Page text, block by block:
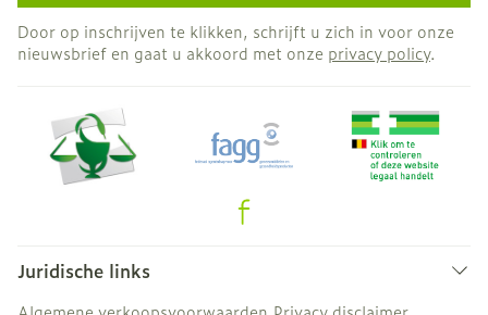
Door op inschrijven te klikken, schrijft u zich in voor onze
nieuwsbrief en gaat u akkoord met onze privacy policy.
Juridische links